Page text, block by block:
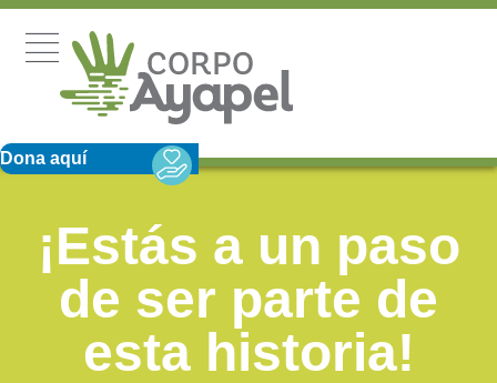
Dona aquí
¡Estás a un paso
de ser parte de
esta historia!